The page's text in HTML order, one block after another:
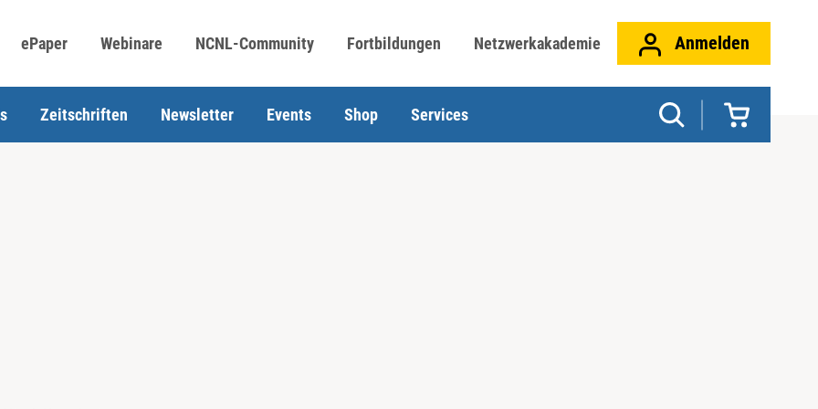
ePaper Webinare NCNL-Community Fortbildungen Netzwerkakademie Anmelden
Zeitschriften Newsletter Events Shop Services